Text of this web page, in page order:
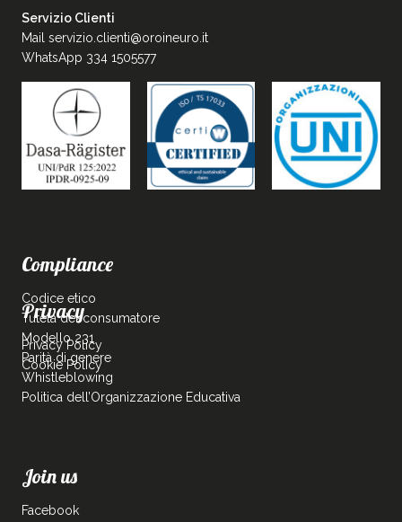
Servizio Clienti
Mail servizio.clienti@oroineuro.it
WhatsApp 334 1505577
Compliance
Codice etico
Tutela del consumatore
Modello 231
Parità di genere
Whistleblowing
Politica dell’Organizzazione Educativa
Privacy
Privacy Policy
Cookie Policy
Join us
Facebook